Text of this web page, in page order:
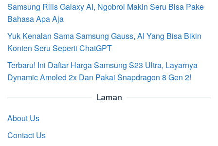
Samsung Rilis Galaxy AI, Ngobrol Makin Seru Bisa Pake
Bahasa Apa Aja
Yuk Kenalan Sama Samsung Gauss, AI Yang Bisa Bikin
Konten Seru Seperti ChatGPT
Terbaru! Ini Daftar Harga Samsung S23 Ultra, Layarnya
Dynamic Amoled 2x Dan Pakai Snapdragon 8 Gen 2!
Laman
About Us
Contact Us